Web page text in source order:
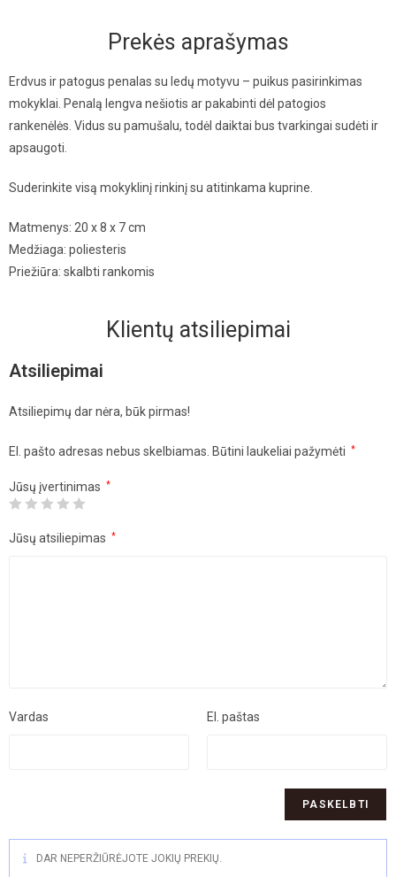
Prekės aprašymas
Erdvus ir patogus penalas su ledų motyvu – puikus pasirinkimas
mokyklai. Penalą lengva nešiotis ar pakabinti dėl patogios
rankenėlės. Vidus su pamušalu, todėl daiktai bus tvarkingai sudėti ir
apsaugoti.
Suderinkite visą mokyklinį rinkinį su atitinkama kuprine.
Matmenys: 20 x 8 x 7 cm
Medžiaga: poliesteris
Priežiūra: skalbti rankomis
Klientų atsiliepimai
Atsiliepimai
Atsiliepimų dar nėra, būk pirmas!
El. pašto adresas nebus skelbiamas. Būtini laukeliai pažymėti *
Jūsų įvertinimas *
Jūsų atsiliepimas *
Vardas El. paštas
DAR NEPERŽIŪRĖJOTE JOKIŲ PREKIŲ.